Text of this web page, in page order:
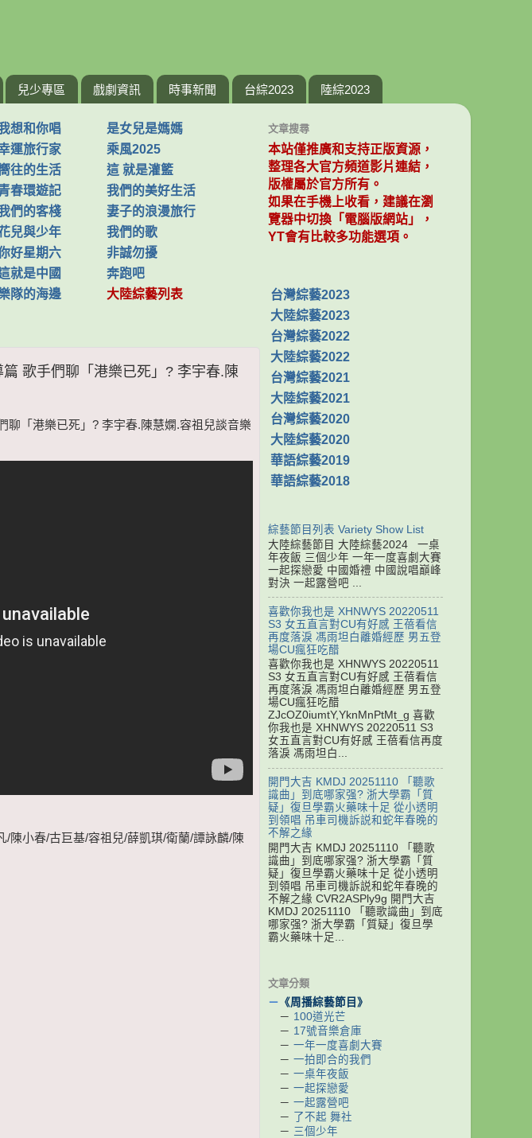
兒少專區 戲劇資訊 時事新聞 台綜2023 陸綜2023
想和你唱
是女兒是媽媽
運旅行家
乘風2025
往的生活
這 就是灌籃
春環遊記
我們的美好生活
們的客棧
妻子的浪漫旅行
兒與少年
我們的歌
好星期六
非誠勿擾
就是中國
奔跑吧
隊的海邊
大陸綜藝列表
歌手們聊「港樂已死」? 李宇春.陳
聊「港樂已死」? 李宇春.陳慧嫻.容祖兒談音樂
/陳小春/古巨基/容祖兒/薛凱琪/衛蘭/譚詠麟/陳
文章搜尋
本站僅推廣和支持正版資源，
整理各大官方頻道影片連結，
版權屬於官方所有。
如果在手機上收看，建議在瀏
覽器中切換「電腦版網站」，
YT會有比較多功能選項。
台灣綜藝2023
大陸綜藝2023
台灣綜藝2022
大陸綜藝2022
台灣綜藝2021
大陸綜藝2021
台灣綜藝2020
大陸綜藝2020
華語綜藝2019
華語綜藝2018
綜藝節目列表 Variety Show List
大陸綜藝節目 大陸綜藝2024 一桌
年夜飯 三個少年 一年一度喜劇大賽
一起探戀愛 中國婚禮 中國說唱巔峰
對決 一起露營吧 ...
喜歡你我也是 XHNWYS 20220511
S3 女五直言對CU有好感 王蓓看信
再度落淚 馮雨坦白離婚經歷 男五登
場CU瘋狂吃醋
喜歡你我也是 XHNWYS 20220511
S3 女五直言對CU有好感 王蓓看信
再度落淚 馮雨坦白離婚經歷 男五登
場CU瘋狂吃醋
ZJcOZ0iumtY,YknMnPtMt_g 喜歡
你我也是 XHNWYS 20220511 S3
女五直言對CU有好感 王蓓看信再度
落淚 馮雨坦白...
開門大吉 KMDJ 20251110 「聽歌
識曲」到底哪家强? 浙大學霸「質
疑」復旦學霸火藥味十足 從小透明
到領唱 吊車司機訴説和蛇年春晚的
不解之緣
開門大吉 KMDJ 20251110 「聽歌
識曲」到底哪家强? 浙大學霸「質
疑」復旦學霸火藥味十足 從小透明
到領唱 吊車司機訴説和蛇年春晚的
不解之緣 CVR2ASPly9g 開門大吉
KMDJ 20251110 「聽歌識曲」到底
哪家强? 浙大學霸「質疑」復旦學
霸火藥味十足...
文章分類
－ 《周播綜藝節目》
－ 100道光芒
－ 17號音樂倉庫
－ 一年一度喜劇大賽
－ 一拍即合的我們
－ 一桌年夜飯
－ 一起探戀愛
－ 一起露營吧
－
了不起 舞社
－ 三個少年